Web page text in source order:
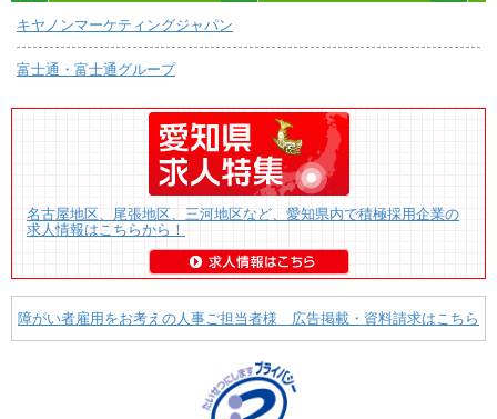
キヤノンマーケティングジャパン
富士通・富士通グループ
名古屋地区、尾張地区、三河地区など、愛知県内で積極採用企業の
求人情報はこちらから！
障がい者雇用をお考えの人事ご担当者様 広告掲載・資料請求はこちら